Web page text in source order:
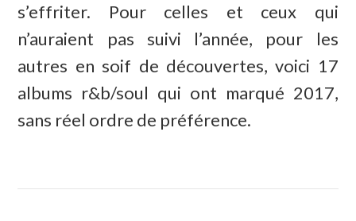
s’effriter. Pour celles et ceux qui
n’auraient pas suivi l’année, pour les
autres en soif de découvertes, voici 17
albums r&b/soul qui ont marqué 2017,
sans réel ordre de préférence.